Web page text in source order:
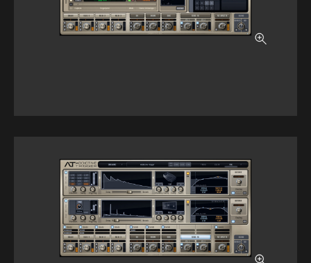
取扱ブランド
会社概要
マイアカウント